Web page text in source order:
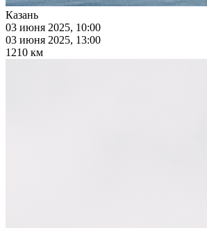
Казань
03 июня 2025, 10:00
03 июня 2025, 13:00
1210 км